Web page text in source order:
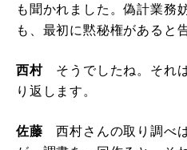
も聞かれました。偽計業務
も、最初に黙秘権があると
西村 そうでしたね。それ
り返します。
佐藤西村さんの取り調べ